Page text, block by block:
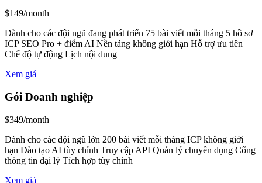
$149/month
Dành cho các đội ngũ đang phát triển 75 bài viết mỗi tháng 5 hồ sơ
ICP SEO Pro + điểm AI Nền tảng không giới hạn Hỗ trợ ưu tiên
Chế độ tự động Lịch nội dung
Xem giá
Gói Doanh nghiệp
$349/month
Dành cho các đội ngũ lớn 200 bài viết mỗi tháng ICP không giới
hạn Đào tạo AI tùy chỉnh Truy cập API Quản lý chuyên dụng Cổng
thông tin đại lý Tích hợp tùy chỉnh
Xem giá